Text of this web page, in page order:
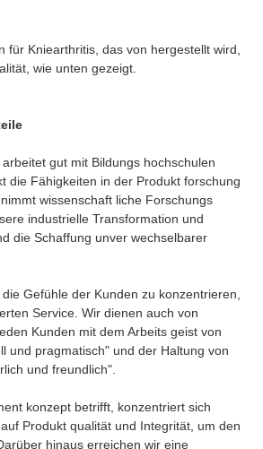
für Kniearthritis, das von hergestellt wird,
wie unten gezeigt.
gut mit Bildungs hochschulen
die Fähigkeiten in der Produkt forschung
wissenschaft liche Forschungs
industrielle Transformation und
die Schaffung unver wechselbarer
Gefühle der Kunden zu konzentrieren,
Service. Wir dienen auch von
Kunden mit dem Arbeits geist von
und pragmatisch" und der Haltung von
und freundlich".
konzept betrifft, konzentriert sich
Produkt qualität und Integrität, um den
hinaus erreichen wir eine